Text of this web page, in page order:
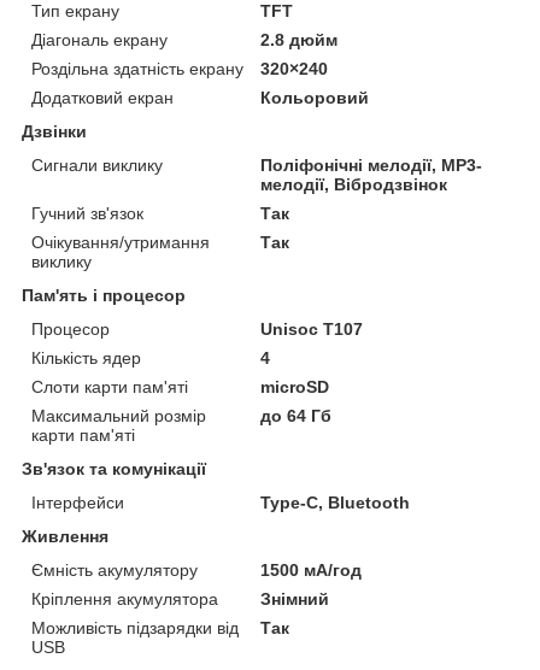
Тип екрану
TFT
Діагональ екрану
2.8 дюйм
Роздільна здатність екрану
320×240
Додатковий екран
Кольоровий
Дзвінки
Сигнали виклику
Поліфонічні мелодії, MP3-
мелодії, Вібродзвінок
Гучний зв'язок
Так
Очікування/утримання
виклику
Так
Пам'ять і процесор
Процесор
Unisoc T107
Кількість ядер
4
Слоти карти пам'яті
microSD
Максимальний розмір
карти пам'яті
до 64 Гб
Зв'язок та комунікації
Інтерфейси
Type-C, Bluetooth
Живлення
Ємність акумулятору
1500 мА/год
Кріплення акумулятора
Знімний
Можливість підзарядки від
USB
Так